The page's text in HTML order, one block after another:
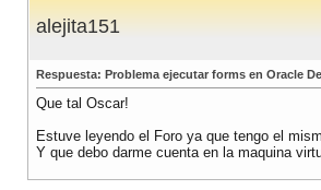
alejita151
Respuesta: Problema ejecutar forms en Oracle
Que tal Oscar!
Estuve leyendo el Foro ya que tengo el
Y que debo darme cuenta en la maquina